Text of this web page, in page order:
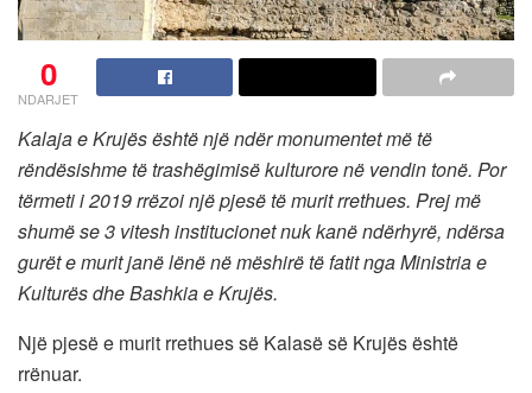
0
NDARJET
Kalaja e Krujës është një ndër monumentet më të
rëndësishme të trashëgimisë kulturore në vendin tonë. Por
tërmeti i 2019 rrëzoi një pjesë të murit rrethues. Prej më
shumë se 3 vitesh institucionet nuk kanë ndërhyrë, ndërsa
gurët e murit janë lënë në mëshirë të fatit nga Ministria e
Kulturës dhe Bashkia e Krujës.
Një pjesë e murit rrethues së Kalasë së Krujës është
rrënuar.